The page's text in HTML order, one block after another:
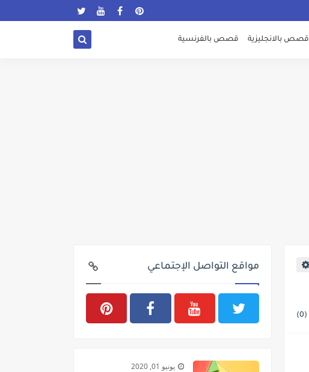
قصص بالانجليزية قصص بالفرنسية
(0)
مواقع التواصل الإجتماعي
يونيو 01, 2020